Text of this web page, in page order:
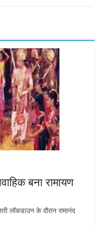
बना रामायण
लॉकडाउन के दौरान रामानंद